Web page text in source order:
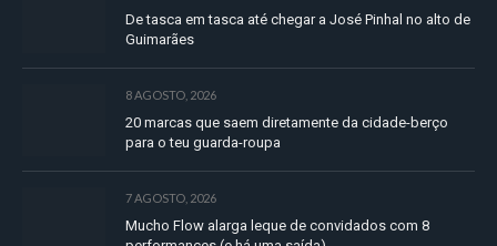
De tasca em tasca até chegar a José Pinhal no alto de
Guimarães
8 AGOSTO, 2026
20 marcas que saem diretamente da cidade-berço
para o teu guarda-roupa
7 AGOSTO, 2026
Mucho Flow alarga leque de convidados com 8